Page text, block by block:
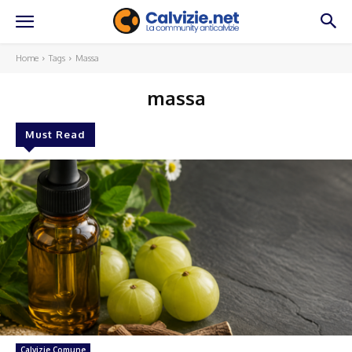
Home Tags Massa
massa
Must Read
Calvizie Comune